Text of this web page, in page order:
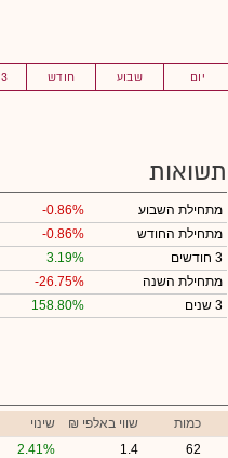
יום שבוע חודש 3 חוד'
תשואות
מתחילת השבוע
-0.86%
מתחילת החודש
-0.86%
3 חודשים
3.19%
מתחילת השנה
-26.75%
3 שנים
158.80%
כמות ₪ שווי באלפי
שינוי
62
1.4
2.41%